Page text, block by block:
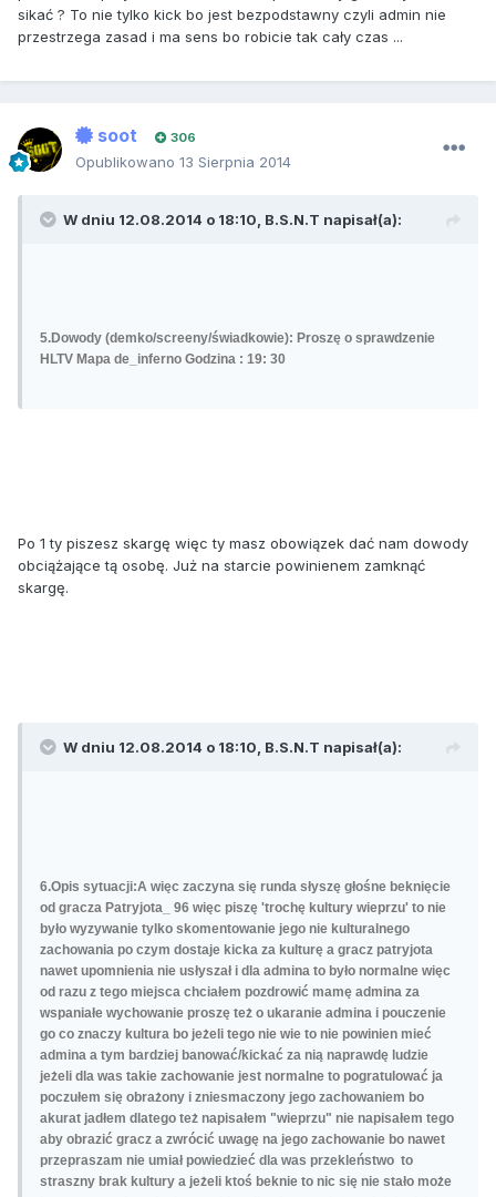
sikać ? To nie tylko kick bo jest bezpodstawny czyli admin nie
przestrzega zasad i ma sens bo robicie tak cały czas ...
soot 306
Opublikowano 13 Sierpnia 2014
W dniu 12.08.2014 o 18:10, B.S.N.T napisał(a):
5.Dowody (demko/screeny/świadkowie): Proszę o sprawdzenie
HLTV Mapa de_inferno Godzina : 19: 30
Po 1 ty piszesz skargę więc ty masz obowiązek dać nam dowody
obciążające tą osobę. Już na starcie powinienem zamknąć
skargę.
W dniu 12.08.2014 o 18:10, B.S.N.T napisał(a):
6.Opis sytuacji:A więc zaczyna się runda słyszę głośne beknięcie
od gracza Patryjota_ 96 więc piszę 'trochę kultury wieprzu' to nie
było wyzywanie tylko skomentowanie jego nie kulturalnego
zachowania po czym dostaje kicka za kulturę a gracz patryjota
nawet upomnienia nie usłyszał i dla admina to było normalne więc
od razu z tego miejsca chciałem pozdrowić mamę admina za
wspaniałe wychowanie proszę też o ukaranie admina i pouczenie
go co znaczy kultura bo jeżeli tego nie wie to nie powinien mieć
admina a tym bardziej banować/kickać za nią naprawdę ludzie
jeżeli dla was takie zachowanie jest normalne to pogratulować ja
poczułem się obrażony i zniesmaczony jego zachowaniem bo
akurat jadłem dlatego też napisałem "wieprzu" nie napisałem tego
aby obrazić gracz a zwrócić uwagę na jego zachowanie bo nawet
przepraszam nie umiał powiedzieć dla was przekleństwo to
straszny brak kultury a jeżeli ktoś beknie to nic się nie stało może